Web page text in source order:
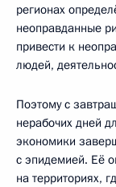
регионах
неоправданные
привести к
людей,
Поэтому с
нерабочих дней
экономики
с эпидемией. Её
на территориях,